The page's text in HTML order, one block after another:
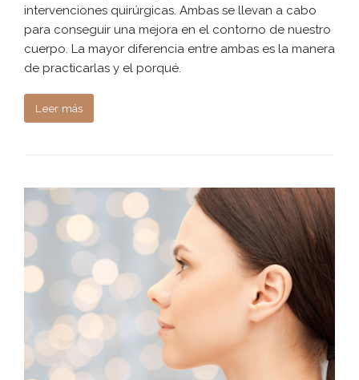
intervenciones quirúrgicas. Ambas se llevan a cabo
para conseguir una mejora en el contorno de nuestro
cuerpo. La mayor diferencia entre ambas es la manera
de practicarlas y el porqué.
Leer más